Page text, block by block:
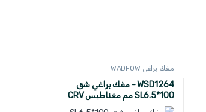
مفك براغي WADFOW
WSD1264 - مفك براغي شق
SL6.5*100 مم مغناطيس CRV
ماركة WADFOW